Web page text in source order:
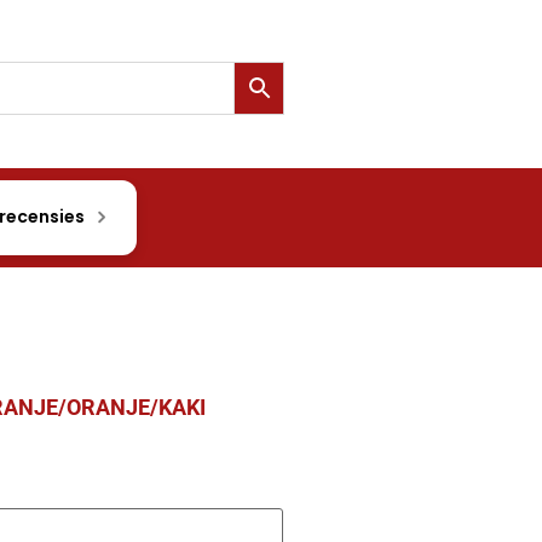
recensies
ORANJE/KAKI